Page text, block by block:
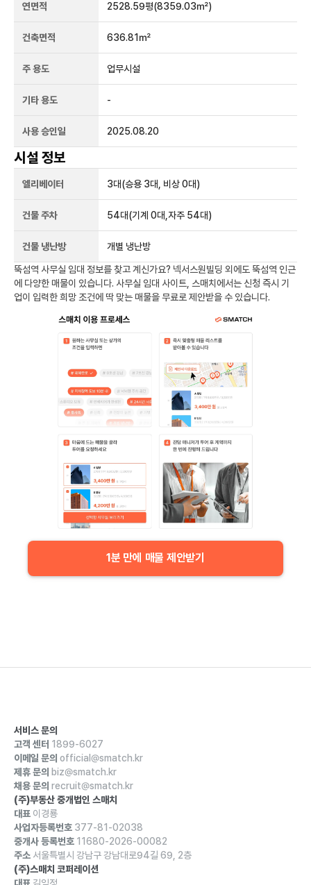
연면적 2528.59평(8359.03㎡)
건축면적 636.81㎡
주 용도 업무시설
기타 용도 -
사용 승인일 2025.08.20
시설 정보
엘리베이터 3대(승용 3대, 비상 0대)
건물 주차 54대(기계 0대,자주 54대)
건물 냉난방 개별 냉난방
뚝섬역 사무실 임대 정보를 찾고 계신가요? 넥서스원빌딩 외에도 뚝섬역 인근
에 다양한 매물이 있습니다. 사무실 임대 사이트, 스매치에서는 신청 즉시 기
업이 입력한 희망 조건에 딱 맞는 매물을 무료로 제안받을 수 있습니다.
1분 만에 매물 제안받기
서비스 문의
고객 센터 1899-6027
이메일 문의 official@smatch.kr
제휴 문의 biz@smatch.kr
채용 문의 recruit@smatch.kr
(주)부동산 중개법인 스매치
대표 이경룡
사업자등록번호 377-81-02038
중개사 등록번호 11680-2026-00082
주소 서울특별시 강남구 강남대로94길 69, 2층
(주)스매치 코퍼레이션
대표 김익정